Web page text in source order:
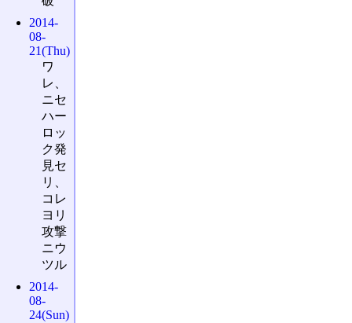
2014-
08-
21(Thu)
ワ
レ、
ニセ
ハー
ロッ
ク発
見セ
リ、
コレ
ヨリ
攻撃
ニウ
ツル
2014-
08-
24(Sun)